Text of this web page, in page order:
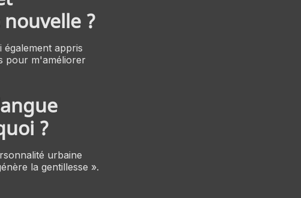
?
appris
pour m'améliorer
?
urbaine
la gentillesse ».